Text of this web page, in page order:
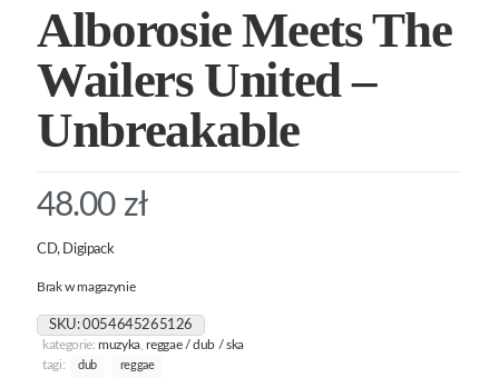
Alborosie Meets The
Wailers United –
Unbreakable
48.00 zł
CD, Digipack
Brak w magazynie
SKU:0054645265126
kategorie:muzyka ,reggae / dub / ska
tagi:
dub reggae